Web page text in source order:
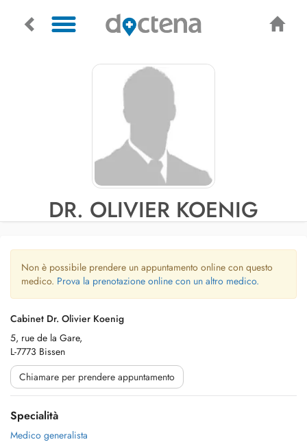
DR. OLIVIER KOENIG
Non è possibile prendere un appuntamento online con questo
medico. Prova la prenotazione online con un altro medico.
Cabinet Dr. Olivier Koenig
5, rue de la Gare,
L-7773 Bissen
Chiamare per prendere appuntamento
Specialità
Medico generalista